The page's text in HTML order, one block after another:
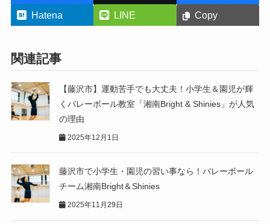
Hatena
LINE Copy
関連記事
【藤沢市】運動苦手でも大丈夫！小学生＆園児が輝
くバレーボール教室「湘南Bright & Shinies」が人気
の理由
2025年12月1日
藤沢市で小学生・園児の習い事なら！バレーボール
チーム湘南Bright＆Shinies
2025年11月29日